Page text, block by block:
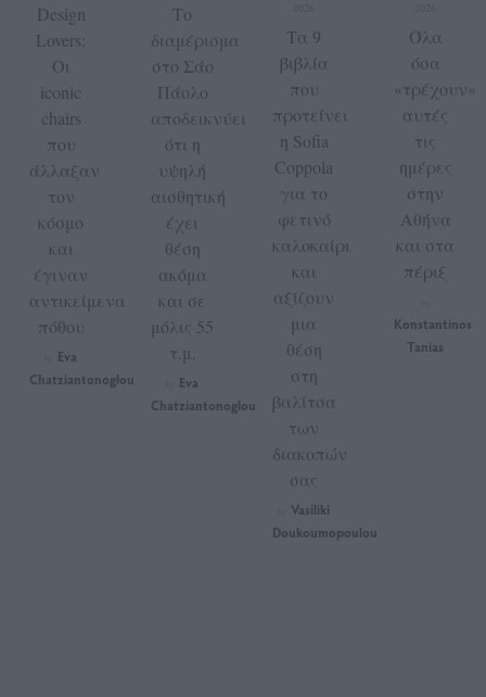
Design
Lovers:
Οι
iconic
chairs
που
άλλαξαν
τον
κόσμο
και
έγιναν
αντικείμενα
πόθου
Eva
Chatziantonoglou
Το
διαμέρισμα
στο Σάο
Πάολο
αποδεικνύει
ότι η
υψηλή
αισθητική
έχει
θέση
ακόμα
και σε
μόλις 55
τ.μ.
Eva
Chatziantonoglou
Τα 9
βιβλία
που
προτείνει
η Sofia
Coppola
για το
φετινό
καλοκαίρι
και
αξίζουν
μια
θέση
στη
βαλίτσα
των
διακοπών
σας
Vasiliki
Doukoumopoulou
Όλα
όσα
«τρέχουν»
αυτές
τις
ημέρες
στην
Αθήνα
και στα
πέριξ
Konstantinos
Tanias